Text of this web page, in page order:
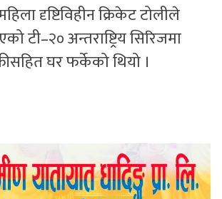
दृष्टिविहीन क्रिकेट टोलीले
टी–२० अन्तराष्ट्रिय सिरिजमा
घर फर्केको थियो ।